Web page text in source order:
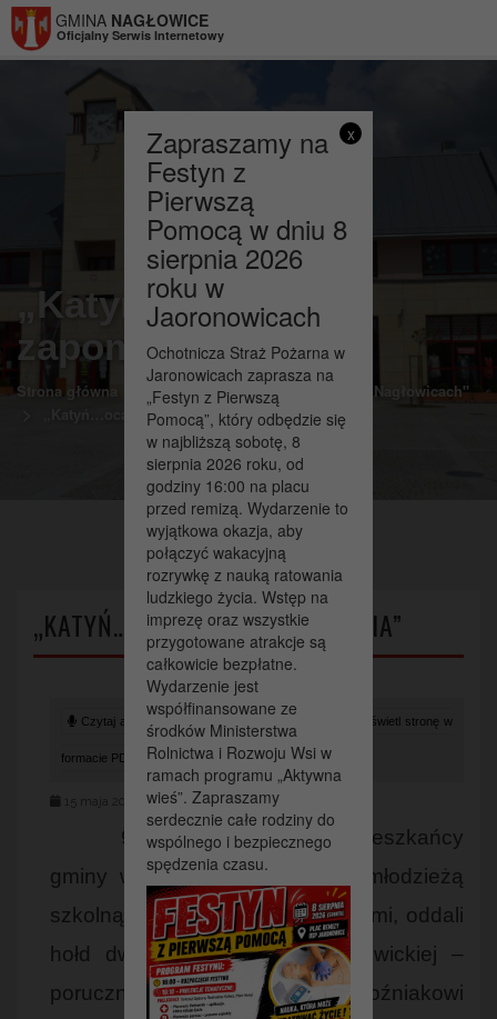
GMINA NAGŁOWICE
Oficjalny Serwis Internetowy
„Katyń…ocalić od
zapomnienia”
Strona główna SCBiK "Dworek Mikołaja Reja w Nagłowicach"
„Katyń…ocalić od zapomnienia”
x
Zapraszamy na
Festyn z
Pierwszą
Pomocą w dniu 8
sierpnia 2026
roku w
Jaoronowicach
Ochotnicza Straż Pożarna w
Jaronowicach zaprasza na
„Festyn z Pierwszą
Pomocą”, który odbędzie się
w najbliższą sobotę, 8
sierpnia 2026 roku, od
godziny 16:00 na placu
przed remizą. Wydarzenie to
wyjątkowa okazja, aby
połączyć wakacyjną
rozrywkę z nauką ratowania
ludzkiego życia. Wstęp na
imprezę oraz wszystkie
przygotowane atrakcje są
całkowicie bezpłatne.
Wydarzenie jest
współfinansowane ze
środków Ministerstwa
Rolnictwa i Rozwoju Wsi w
ramach programu „Aktywna
wieś”. Zapraszamy
serdecznie całe rodziny do
wspólnego i bezpiecznego
spędzenia czasu.
„KATYŃ…OCALIĆ OD ZAPOMNIENIA”
Czytaj artykuł (lektor) Wyświetl stronę w
formacie PDF
15 maja 2025
9 maja w Nagłowicach mieszkańcy
gminy wraz z rodzinami ofiar, młodzieżą
szkolną oraz zaproszonymi gośćmi, oddali
hołd dwóm synom ziemi nagłowickiej –
porucznikowi Teodorowi Wąwoźniakowi